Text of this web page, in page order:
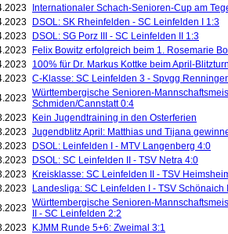
Internationaler Schach-Senioren-Cup am
DSOL: SK Rheinfelden - SC Leinfelden I 1:3
DSOL: SG Porz III - SC Leinfelden II 1:3
Felix Bowitz erfolgreich beim 1. Rosemarie
100% für Dr. Markus Kottke beim April-
C-Klasse: SC Leinfelden 3 - Spvgg
Württembergische Senioren-
Schmiden/Cannstatt 0:4
Kein Jugendtraining in den Osterferien
Jugendblitz April: Matthias und Tijana
DSOL: Leinfelden I - MTV Langenberg 4:0
DSOL: SC Leinfelden II - TSV Netra 4:0
Kreisklasse: SC Leinfelden II - TSV
Landesliga: SC Leinfelden I - TSV Schönaich
Württembergische Senioren-
II - SC Leinfelden 2:2
KJMM Runde 5+6: Zweimal 3:1